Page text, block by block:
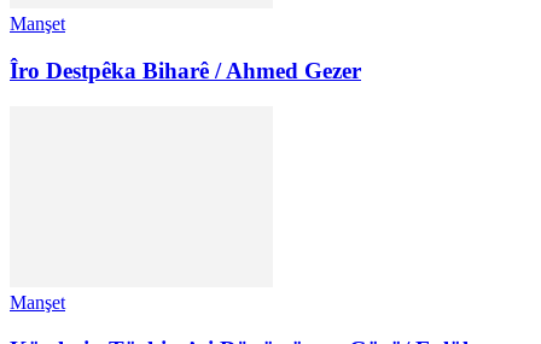
Manşet
Îro Destpêka Biharê / Ahmed Gezer
Manşet